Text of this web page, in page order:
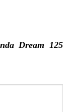
Dream 125